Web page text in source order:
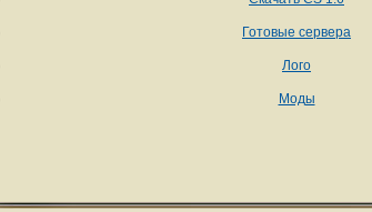
Готовые сервера
Лого
Моды